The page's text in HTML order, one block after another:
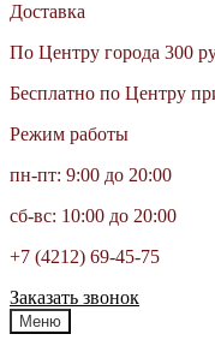
Доставка
По Центру города 300
Бесплатно по Центру
Режим работы
пн-пт: 9:00 до 20:00
сб-вс: 10:00 до 20:00
+7 (4212) 69-45-75
Заказать звонок
Меню